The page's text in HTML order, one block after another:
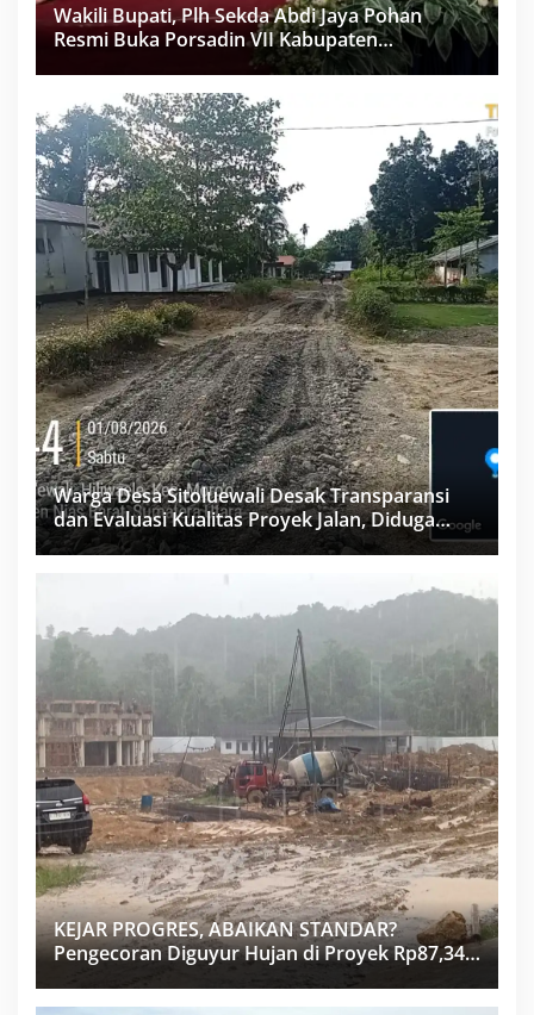
Wakili Bupati, Plh Sekda Abdi Jaya Pohan
Resmi Buka Porsadin VII Kabupaten
Warga Desa Sitoluewali Desak Transparansi
dan Evaluasi Kualitas Proyek Jalan, Diduga
Minim Informasi
KEJAR PROGRES, ABAIKAN STANDAR?
Pengecoran Diguyur Hujan di Proyek Rp87,34
Miliar Sukma Nias, Konsultan, Pengawas dan
PPK Bungkam